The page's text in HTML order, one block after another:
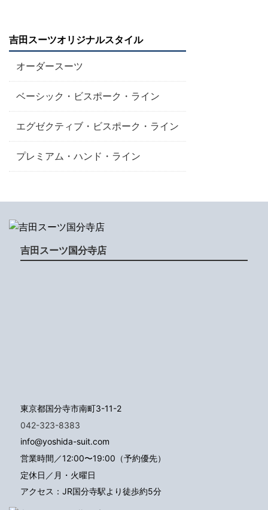
吉田スーツオリジナルスタイル
オーダースーツ
ベーシック・ビスポーク・ライン
エグゼクティブ・ビスポーク・ライン
プレミアム・ハンド・ライン
吉田スーツ国分寺店
東京都国分寺市南町3-11-2
042-323-8383
info@yoshida-suit.com
営業時間／12:00〜19:00（予約優先）
定休日／月・火曜日
アクセス：JR国分寺駅より徒歩約5分